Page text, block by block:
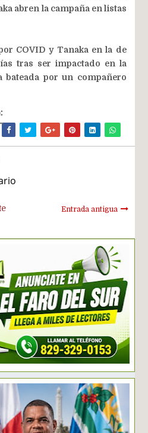
abren la campaña en listas
COVID y Tanaka en la de
tras ser impactado en la
bateada por un compañero
Entrada antigua